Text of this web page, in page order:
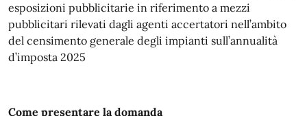
esposizioni pubblicitarie in riferimento a mezzi
pubblicitari rilevati dagli agenti accertatori nell’ambito
del censimento generale degli impianti sull’annualità
d’imposta 2025
Come presentare la domanda